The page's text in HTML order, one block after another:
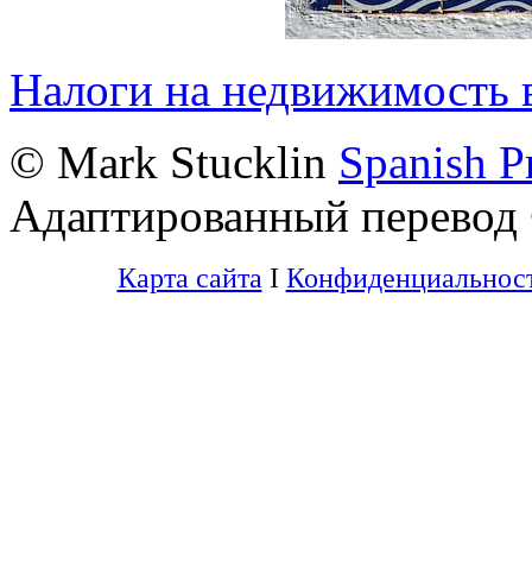
Налоги на недвижимость
© Mark Stucklin Spanish
Адаптированный
Карта сайта I